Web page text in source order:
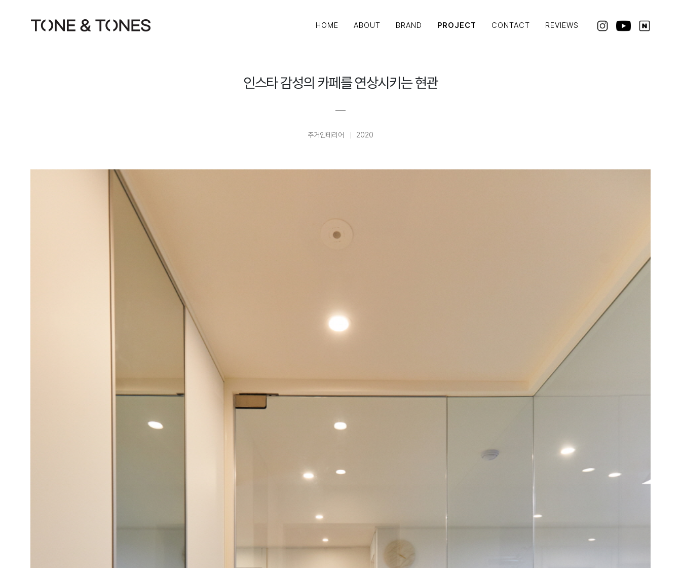
HOME ABOUT BRAND PROJECT CONTACT REVIEWS
인스타 감성의 카페를 연상시키는 현관
주거인테리어 2020